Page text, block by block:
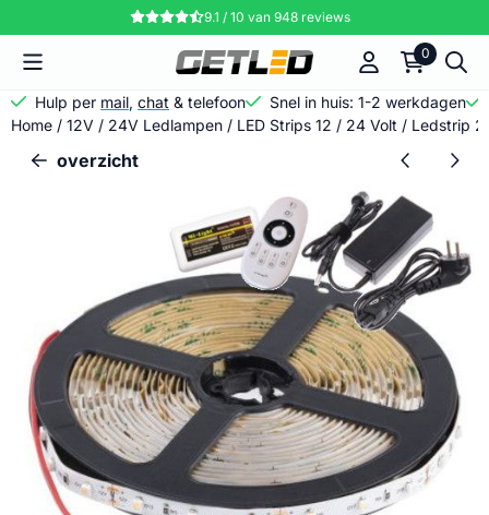
Cookievoorkeuren zijn momenteel gesloten.
9.1 / 10 van 948reviews
0
Hulp per mail, chat & telefoon
Snel in huis: 1-2 werkdagen
Home / 12V / 24V Ledlampen / LED Strips 12 / 24 Volt / Ledstrip
overzicht